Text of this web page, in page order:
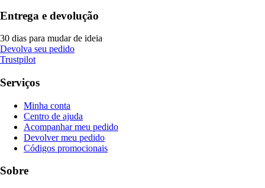
Entrega e devolução
30 dias para mudar de ideia
Devolva seu pedido
Trustpilot
Serviços
Minha conta
Centro de ajuda
Acompanhar meu pedido
Devolver meu pedido
Códigos promocionais
Sobre